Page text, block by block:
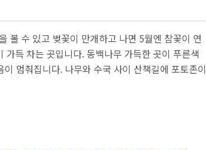
볼 수 있고 벚꽃이 만개하고 나면 5월엔 참꽃이 연
득 차는 곳입니다. 동백나무 가득한 곳이 푸른색
멈춰집니다. 나무와 수국 사이 산책길에 포토존이